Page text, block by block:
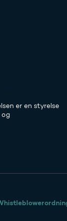
er en styrelse
og